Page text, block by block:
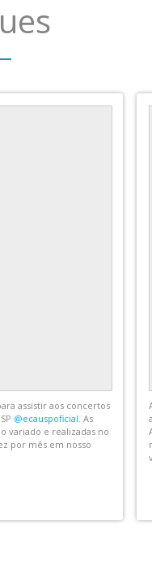
a segunda edição de
do trabalho de
Nesta edição de 2026,
terceiras terças-feiras